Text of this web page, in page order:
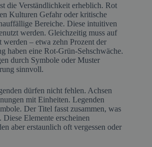
die Verständlichkeit erheblich. Rot
Kulturen Gefahr oder kritische
Bereiche. Diese intuitiven
werden. Gleichzeitig muss auf
werden – etwa zehn Prozent der
haben eine Rot-Grün-Sehschwäche.
durch Symbole oder Muster
sinnvoll.
dürfen nicht fehlen. Achsen
mit Einheiten. Legenden
Der Titel fasst zusammen, was
Elemente erscheinen
aber erstaunlich oft vergessen oder